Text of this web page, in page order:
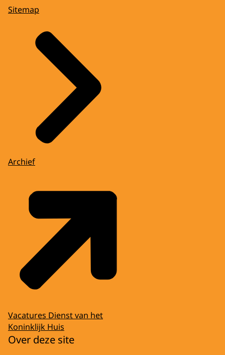
Sitemap
Archief
Vacatures Dienst van het
Koninklijk Huis
Over deze site